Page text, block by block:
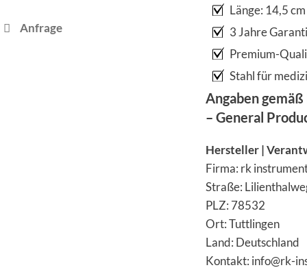
Anfrage
Länge: 14,5 cm
3 Jahre
Premium-
Stahl für
Angaben
– General
Hersteller |
Firma: rk
Straße:
PLZ: 78532
Ort: Tuttlingen
Land: Deutschland
Kontakt: info@rk-